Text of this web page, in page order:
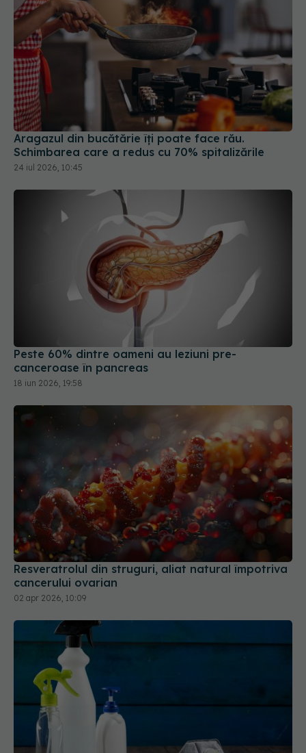
Aragazul din bucătărie îți poate face rău.
Schimbarea care a redus cu 70% spitalizările
24 iul 2026, 10:45
Peste 60% dintre oameni au leziuni pre-
canceroase în pancreas
18 iun 2026, 19:58
Resveratrolul din struguri, aliat natural împotriva
cancerului ovarian
02 apr 2026, 10:09